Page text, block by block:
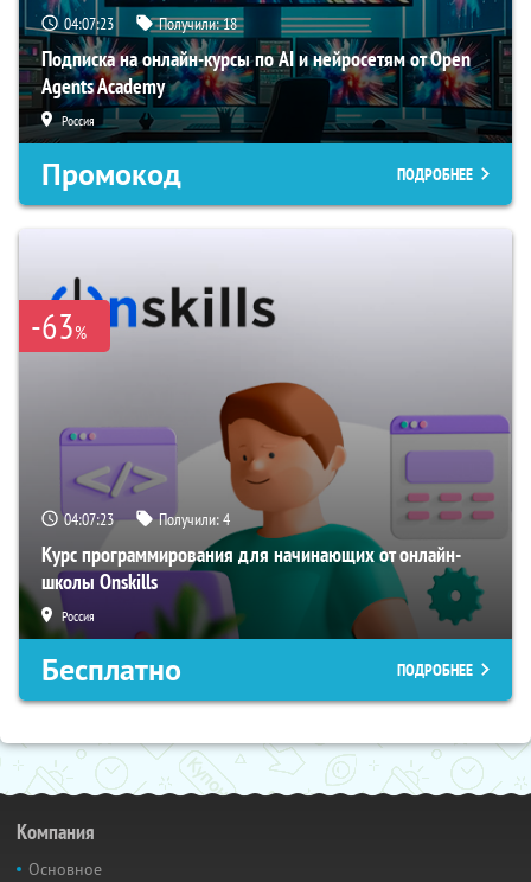
04:07:22 Получили:18
Подписка на онлайн-курсы по AI и нейросетям от Open
Agents Academy
Россия
Промокод ПОДРОБНЕЕ
-63%
04:07:22 Получили:4
Курс программирования для начинающих от онлайн-
школы Onskills
Россия
Бесплатно ПОДРОБНЕЕ
Компания
Основное